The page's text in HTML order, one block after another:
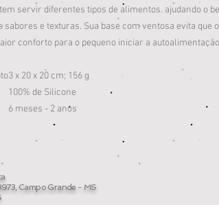
servir diferentes tipos de alimentos. ajudando o
e texturas. Sua base com ventosa evita que
conforto para o pequeno iniciar a
‎3 x 20 x 20 cm; 156 g
‎100% de Silicone
‎6 meses - 2 anos
Campo Grande - MS